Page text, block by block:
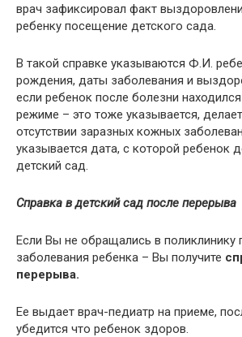
врач зафиксировал факт
ребенку посещение детского сада.
В такой справке указываются Ф.И.
рождения, даты заболевания и
если ребенок после болезни
режиме – это тоже указывается,
отсутствии заразных кожных
указывается дата, с которой ребенок
детский сад.
Справка в детский сад после перерыва
Если Вы не обращались в поликлинику
заболевания ребенка – Вы получите
перерыва.
Ее выдает врач-педиатр на приеме,
убедится что ребенок здоров.